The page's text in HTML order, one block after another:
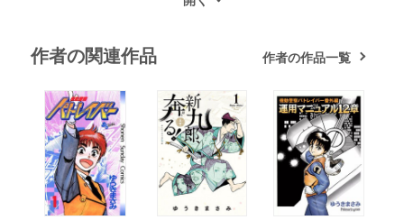
作者の関連作品 作者の作品一覧